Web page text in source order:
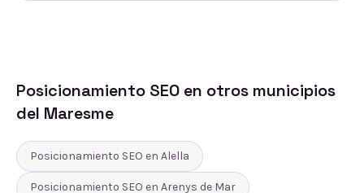
Posicionamiento SEO en otros municipios
del Maresme
Posicionamiento SEO en Alella
Posicionamiento SEO en Arenys de Mar